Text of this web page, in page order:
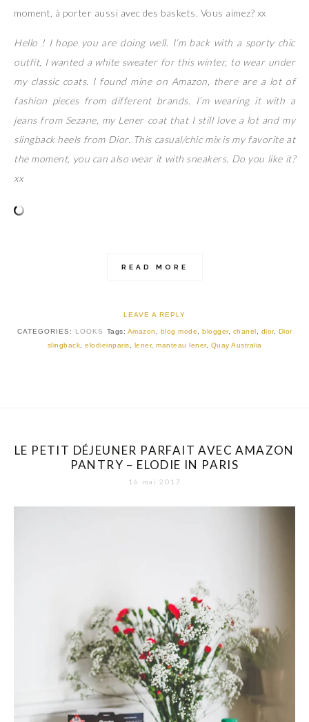
moment, à porter aussi avec des baskets. Vous aimez? xx
Hello ! I hope you are doing well. I’m back with a sporty chic
outfit, I wanted a white sweater for this winter, to wear under
my classic coats. I found mine on Amazon, there are a lot of
fashion pieces from different brands. I’m wearing it with a
jeans from Sezane, my Lener coat that I still love a lot and my
slingback heels from Dior. This casual/chic mix is my favorite at
the moment, you can also wear it with sneakers. Do you like it?
xx
READ MORE
LEAVE A REPLY
CATEGORIES: LOOKS Tags: Amazon blog mode blogger, chanel dior, Dior
slingback
elodieinparis lener, manteau lener, Quay Australia
LE PETIT DÉJEUNER PARFAIT AVEC AMAZON
PANTRY – ELODIE IN PARIS
16 mai 2017